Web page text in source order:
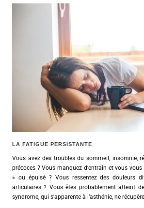
LA FATIGUE PERSISTANTE
Vous avez des troubles du sommeil, insomnie,
précoces ? Vous manquez d’entrain et vous
» ou épuisé ? Vous ressentez des douleurs
articulaires ? Vous êtes probablement atteint
syndrome, qui s’apparente à l’asthénie, ne